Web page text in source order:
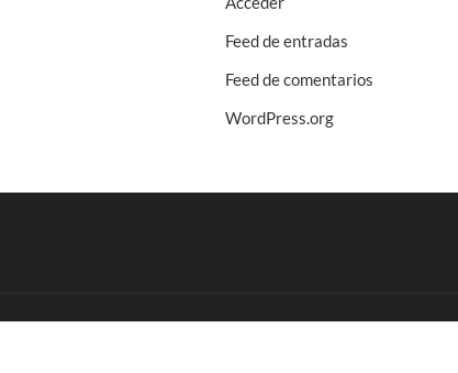
Feed de entradas
Feed de comentarios
WordPress.org